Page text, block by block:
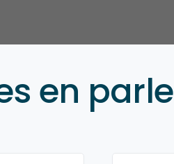
en